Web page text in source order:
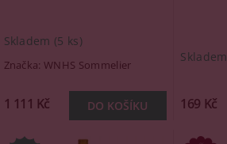
Skladem (5 ks)
Značka:WNHS Sommelier
1 111 Kč
Skladem
169 Kč